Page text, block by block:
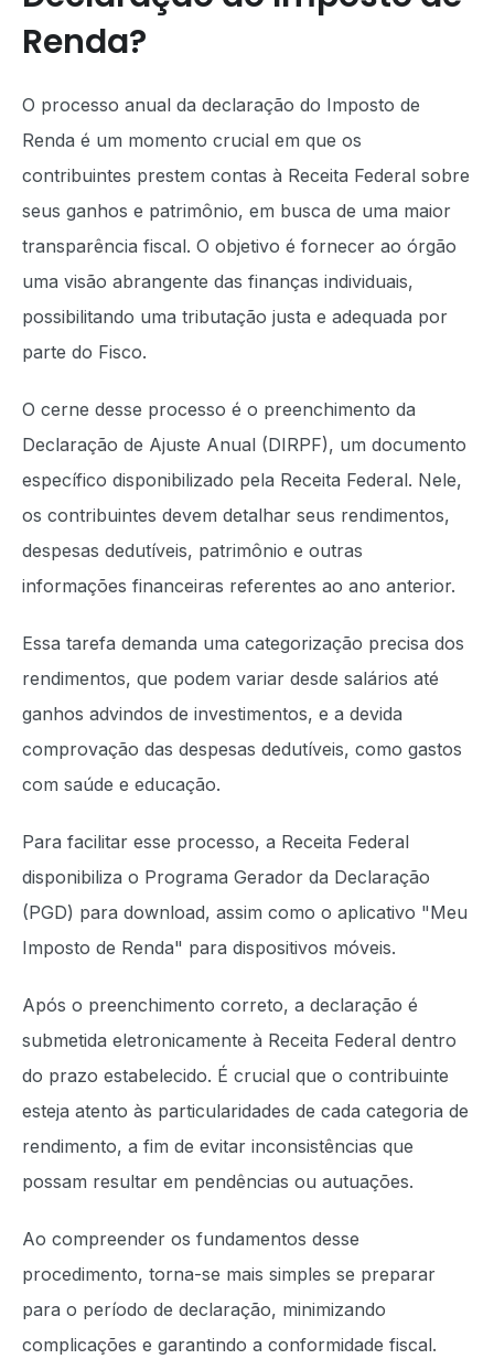
Renda?
O processo anual da declaração do Imposto de
Renda é um momento crucial em que os
contribuintes prestem contas à Receita Federal sobre
seus ganhos e patrimônio, em busca de uma maior
transparência fiscal. O objetivo é fornecer ao órgão
uma visão abrangente das finanças individuais,
possibilitando uma tributação justa e adequada por
parte do Fisco.
O cerne desse processo é o preenchimento da
Declaração de Ajuste Anual (DIRPF), um documento
específico disponibilizado pela Receita Federal. Nele,
os contribuintes devem detalhar seus rendimentos,
despesas dedutíveis, patrimônio e outras
informações financeiras referentes ao ano anterior.
Essa tarefa demanda uma categorização precisa dos
rendimentos, que podem variar desde salários até
ganhos advindos de investimentos, e a devida
comprovação das despesas dedutíveis, como gastos
com saúde e educação.
Para facilitar esse processo, a Receita Federal
disponibiliza o Programa Gerador da Declaração
(PGD) para download, assim como o aplicativo "Meu
Imposto de Renda" para dispositivos móveis.
Após o preenchimento correto, a declaração é
submetida eletronicamente à Receita Federal dentro
do prazo estabelecido. É crucial que o contribuinte
esteja atento às particularidades de cada categoria de
rendimento, a fim de evitar inconsistências que
possam resultar em pendências ou autuações.
Ao compreender os fundamentos desse
procedimento, torna-se mais simples se preparar
para o período de declaração, minimizando
complicações e garantindo a conformidade fiscal.